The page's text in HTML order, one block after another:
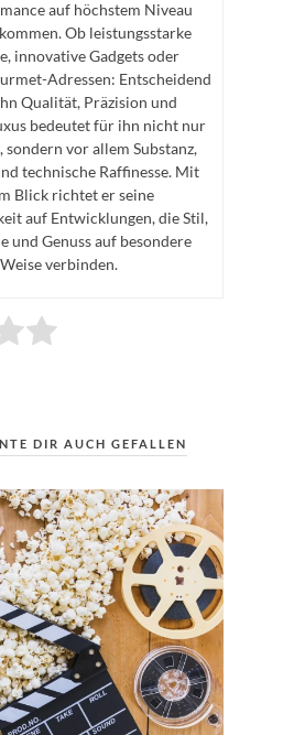
auf höchstem Niveau
Ob leistungsstarke
innovative Gadgets oder
Adressen: Entscheidend
Qualität, Präzision und
bedeutet für ihn nicht nur
sondern vor allem Substanz,
technische Raffinesse. Mit
Blick richtet er seine
auf Entwicklungen, die Stil,
und Genuss auf besondere
Weise verbinden.
Submit Rating
DIR AUCH GEFALLEN